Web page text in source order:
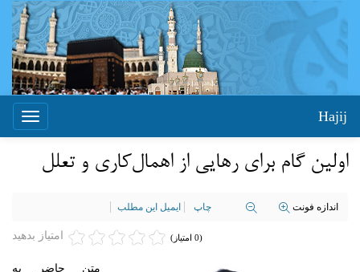
Toggle
Hajij
اولین گام برای رهایی از اهمال‌کاری و تعلل
اندازه فونت چاپ ایمیل این مطلب
امتیاز بدهید (0 امتیاز)
متن حاضر به